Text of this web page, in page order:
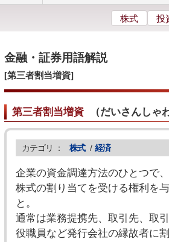
株式 投
金融・証券用語解説
[第三者割当増資]
第三者割当増資（だいさんしゃ
カテゴリ ： 株式 / 経済
企業の資金調達方法のひとつで
株式の割り当てを受ける権利を
と。
通常は業務提携先、取引先、取
役職員など発行会社の縁故者に